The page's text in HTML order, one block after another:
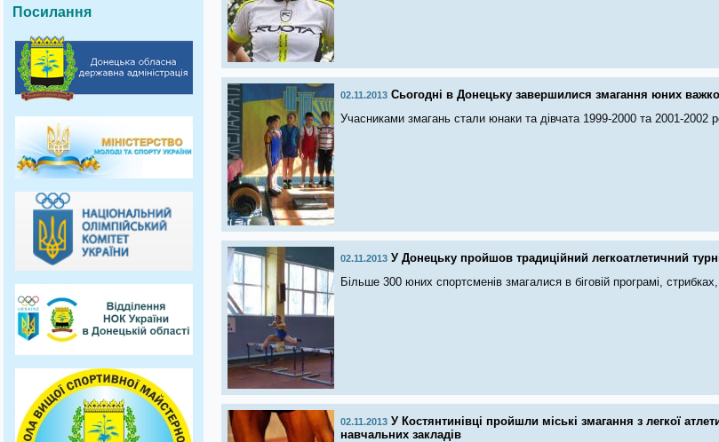
Посилання
02.11.2013 Сьогодні в Донецьку завершилися змагання юних
Учасниками змагань стали юнаки та дівчата 1999-2000 та 2001-2002
02.11.2013 У Донецьку пройшов традиційний легкоатлетичний
Більше 300 юних спортсменів змагалися в біговій програмі,
02.11.2013 У Костянтинівці пройшли міські змагання з легкої
навчальних закладів